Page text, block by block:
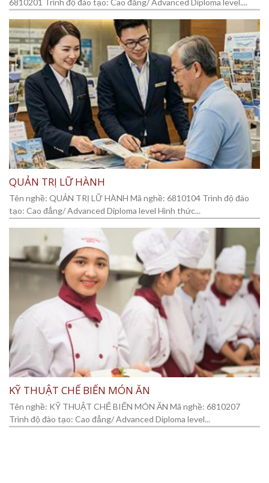
6810201 Trình độ đào tạo: Cao đẳng/ Advanced Diploma level....
QUẢN TRỊ LỮ HÀNH
Tên nghề: QUẢN TRỊ LỮ HÀNH Mã nghề: 6810104 Trình độ đào
tạo: Cao đẳng/ Advanced Diploma level Hình thức...
KỸ THUẬT CHẾ BIẾN MÓN ĂN
Tên nghề: KỸ THUẬT CHẾ BIẾN MÓN ĂN Mã nghề: 6810207
Trình độ đào tạo: Cao đẳng/ Advanced Diploma level...